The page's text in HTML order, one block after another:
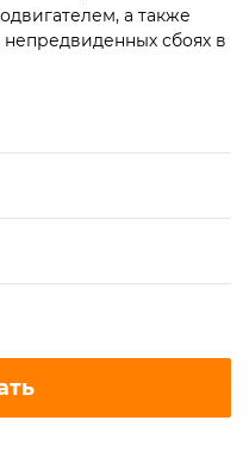
а также
сбоях в